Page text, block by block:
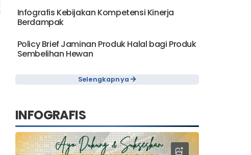
Infografis Kebijakan Kompetensi Kinerja
Berdampak
Policy Brief Jaminan Produk Halal bagi Produk
Sembelihan Hewan
Selengkapnya
INFOGRAFIS